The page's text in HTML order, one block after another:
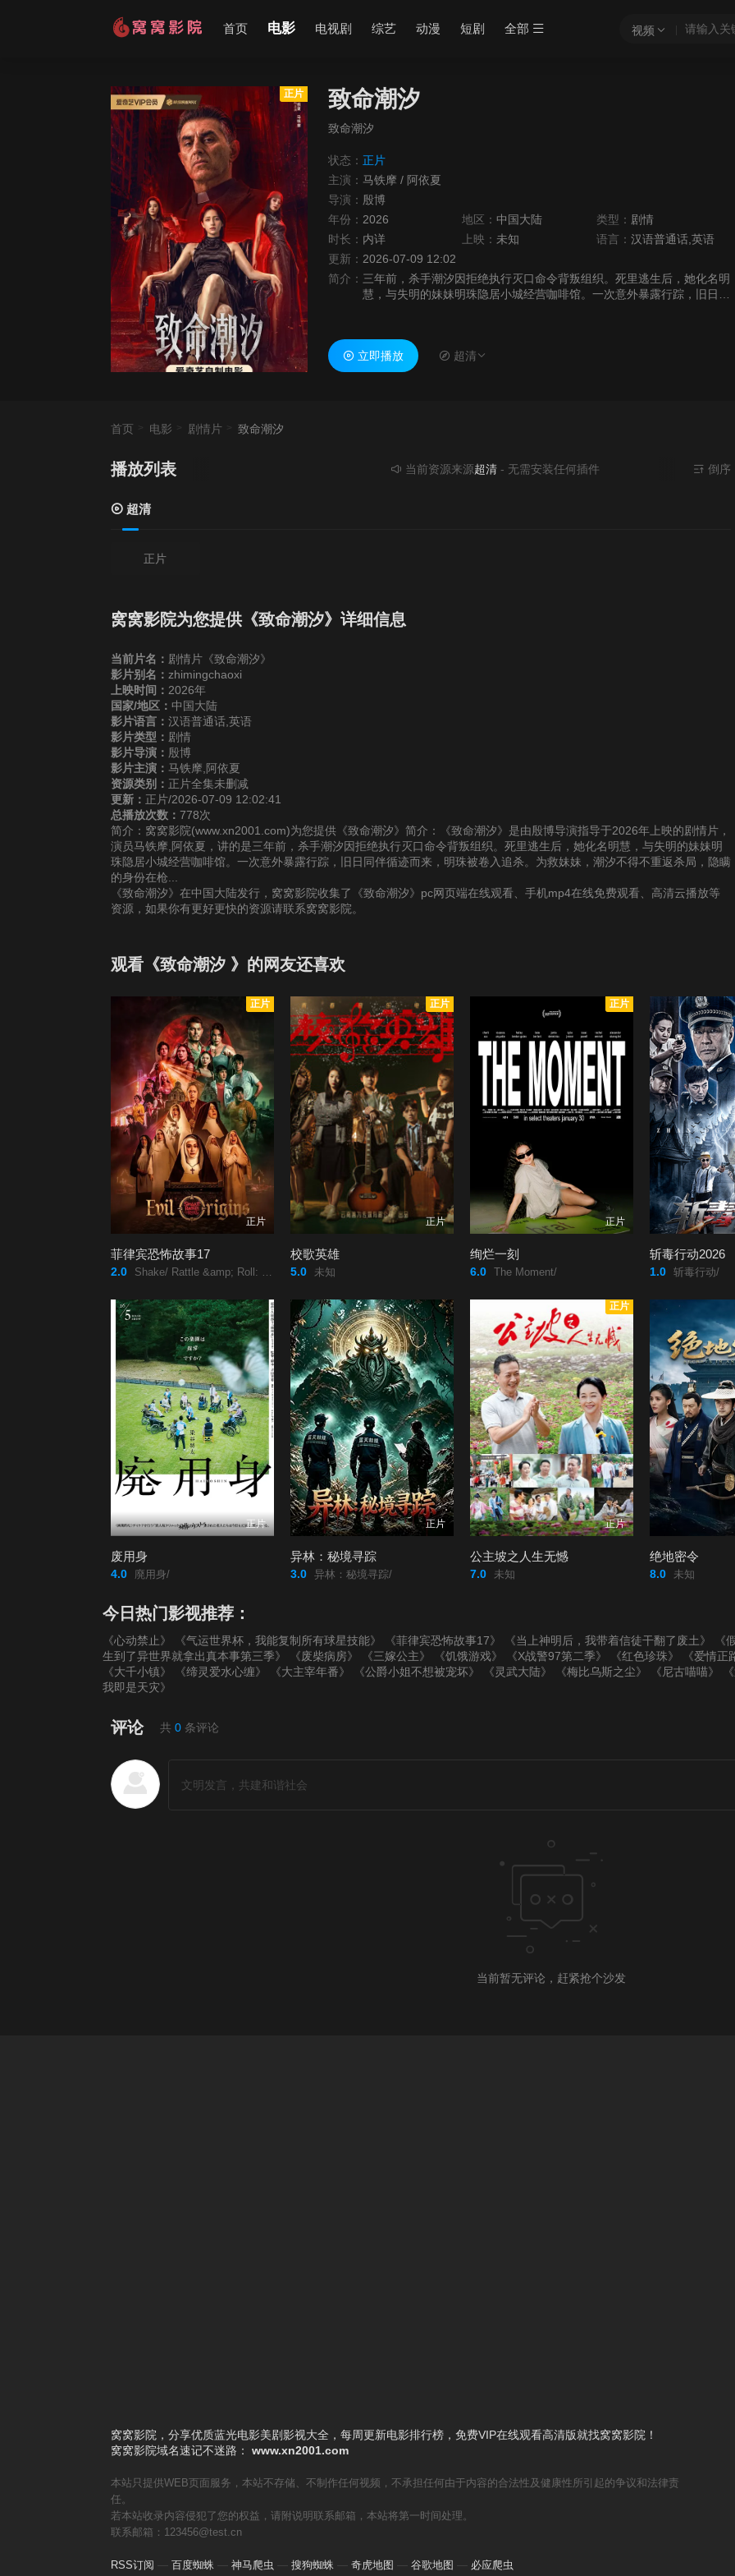
视频
首页 电影 电视剧 综艺 动漫 短剧 全部
正片 致命潮汐
致命潮汐
状态： 正片
主演： 马铁摩 / 阿依夏
导演： 殷博
年份： 2026 地区：中国大陆 类型： 剧情
时长： 内详 上映： 未知 语言： 汉语普通话,英语
更新： 2026-07-09 12:02
简介： 三年前，杀手潮汐因拒绝执行灭口命令背叛组织。死里逃生后，她化名明
慧，与失明的妹妹明珠隐居小城经营咖啡馆。一次意外暴露行踪，旧日同
立即播放 超清
首页 电影 剧情片 致命潮汐
播放列表 当前资源来源超清- 无需安装任何插件 倒序
超清
正片
窝窝影院为您提供《致命潮汐》详细信息
当前片名： 剧情片《致命潮汐》
影片别名： zhimingchaoxi
上映时间： 2026年
国家/地区： 中国大陆
影片语言： 汉语普通话,英语
影片类型： 剧情
影片导演： 殷博
影片主演： 马铁摩,阿依夏
资源类别： 正片全集未删减
更新： 正片/2026-07-09 12:02:41
总播放次数： 778次
简介：窝窝影院(www.xn2001.com)为您提供《致命潮汐》简介：《致命潮汐》是由殷博导演指导于2026年上映的剧情片，
演员马铁摩,阿依夏，讲的是三年前，杀手潮汐因拒绝执行灭口命令背叛组织。死里逃生后，她化名明慧，与失明的妹妹明
珠隐居小城经营咖啡馆。一次意外暴露行踪，旧日同伴循迹而来，明珠被卷入追杀。为救妹妹，潮汐不得不重返杀局，隐瞒
的身份在枪...
《致命潮汐》在中国大陆发行，窝窝影院收集了《致命潮汐》pc网页端在线观看、手机mp4在线免费观看、高清云播放等
资源，如果你有更好更快的资源请联系窝窝影院。
观看《致命潮汐 》的网友还喜欢
正片
正片
菲律宾恐怖故事17
2.0 Shake/ Rattle &amp; Roll: Evil Origins/
正片
正片
校歌英雄
5.0 未知
正片
正片
绚烂一刻
6.0 The Moment/
斩毒行动2026
1.0 斩毒行动/
正片
废用身
4.0 廃用身/
正片
异林：秘境寻踪
3.0 异林：秘境寻踪/
正片
正片
公主坡之人生无憾
7.0 未知
绝地密令
8.0 未知
今日热门影视推荐：
《心动禁止》 《气运世界杯，我能复制所有球星技能》 《菲律宾恐怖故事17》 《当上神明后，我带着信徒干翻了废土》
《
生到了异世界就拿出真本事第三季》
《废柴病房》 《三嫁公主》 《饥饿游戏》 《X战警97第二季》 《红色珍珠》
《爱情正
《大千小镇》
《缔灵爱水心缠》 《大主宰年番》 《公爵小姐不想被宠坏》 《灵武大陆》 《梅比乌斯之尘》 《尼古喵喵》
我即是天灾》
评论 共 0条评论
当前暂无评论，赶紧抢个沙发
窝窝影院，分享优质蓝光电影美剧影视大全，每周更新电影排行榜，免费VIP在线观看高清版就找窝窝影院！
窝窝影院域名速记不迷路： www.xn2001.com
本站只提供WEB页面服务，本站不存储、不制作任何视频，不承担任何由于内容的合法性及健康性所引起的争议和法律责
任。
若本站收录内容侵犯了您的权益，请附说明联系邮箱，本站将第一时间处理。
联系邮箱：123456@test.cn
RSS订阅 — 百度蜘蛛 — 神马爬虫 — 搜狗蜘蛛 — 奇虎地图 — 谷歌地图 — 必应爬虫